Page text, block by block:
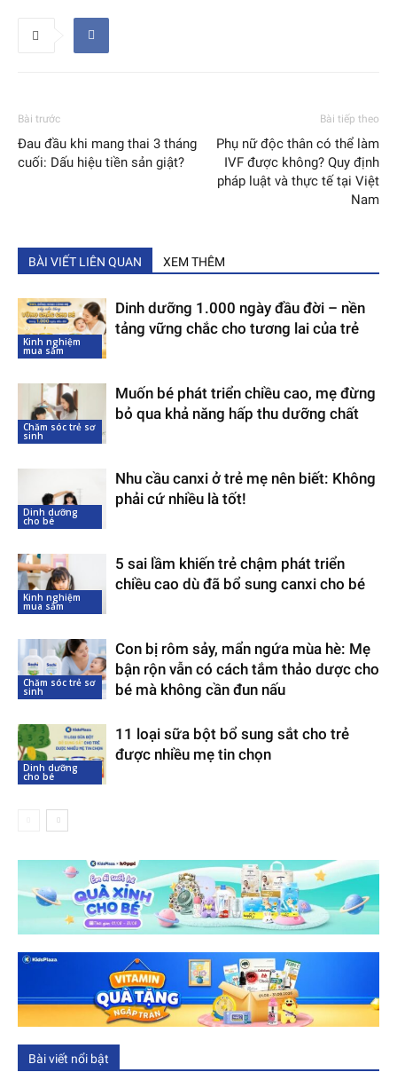
Bài trước
Đau đầu khi mang thai 3 tháng
cuối: Dấu hiệu tiền sản giật?
Bài tiếp theo
Phụ nữ độc thân có thể làm
IVF được không? Quy định
pháp luật và thực tế tại Việt
Nam
BÀI VIẾT LIÊN QUAN XEM THÊM
Kinh nghiệm
mua sắm
Dinh dưỡng 1.000 ngày đầu đời – nền
tảng vững chắc cho tương lai của trẻ
Chăm sóc trẻ sơ
sinh
Muốn bé phát triển chiều cao, mẹ đừng
bỏ qua khả năng hấp thu dưỡng chất
Dinh dưỡng
cho bé
Nhu cầu canxi ở trẻ mẹ nên biết: Không
phải cứ nhiều là tốt!
Kinh nghiệm
mua sắm
5 sai lầm khiến trẻ chậm phát triển
chiều cao dù đã bổ sung canxi cho bé
Chăm sóc trẻ sơ
sinh
Con bị rôm sảy, mẩn ngứa mùa hè: Mẹ
bận rộn vẫn có cách tắm thảo dược cho
bé mà không cần đun nấu
Dinh dưỡng
cho bé
11 loại sữa bột bổ sung sắt cho trẻ
được nhiều mẹ tin chọn
Bài viết nổi bật